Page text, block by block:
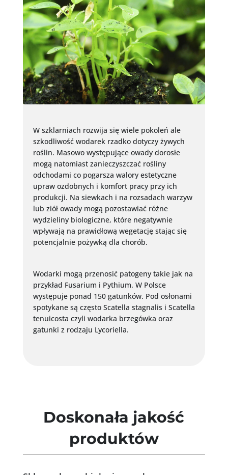
W szklarniach rozwija się wiele pokoleń ale
szkodliwość wodarek rzadko dotyczy żywych
roślin. Masowo występujące owady dorosłe
mogą natomiast zanieczyszczać rośliny
odchodami co pogarsza walory estetyczne
upraw ozdobnych i komfort pracy przy ich
produkcji. Na siewkach i na rozsadach warzyw
lub ziół owady mogą pozostawiać różne
wydzieliny biologiczne, które negatywnie
wpływają na prawidłową wegetację stając się
potencjalnie pożywką dla chorób.
Wodarki mogą przenosić patogeny takie jak na
przykład Fusarium i Pythium. W Polsce
występuje ponad 150 gatunków. Pod osłonami
spotykane są często Scatella stagnalis i Scatella
tenuicosta czyli wodarka brzegówka oraz
gatunki z rodzaju Lycoriella.
Doskonała jakość
produktów